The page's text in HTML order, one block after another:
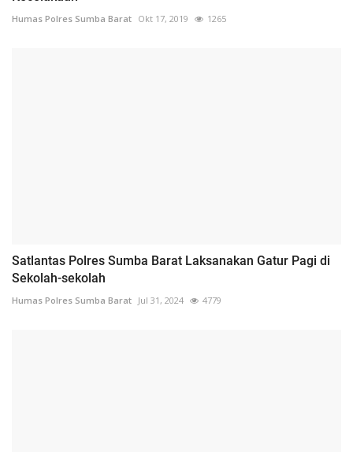
Humas Polres Sumba Barat Okt 17, 2019 1265
Satlantas Polres Sumba Barat Laksanakan Gatur Pagi di
Sekolah-sekolah
Humas Polres Sumba Barat Jul 31, 2024 4779